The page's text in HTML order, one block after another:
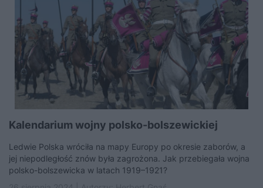
Kalendarium wojny polsko-bolszewickiej
Ledwie Polska wróciła na mapy Europy po okresie zaborów, a
jej niepodległość znów była zagrożona. Jak przebiegała wojna
polsko-bolszewicka w latach 1919–1921?